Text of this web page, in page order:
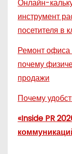
Онлайн-
инструмент
посетителя в
Ремонт офиса
почему
продажи
Почему
«Inside PR